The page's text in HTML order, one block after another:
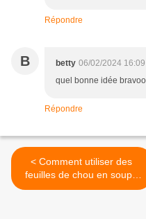
Répondre
B betty 06/02/2024 16:09
quel bonne idée
Répondre
< Comment utiliser des
feuilles de chou en soupe
paysanne aux pois chiches